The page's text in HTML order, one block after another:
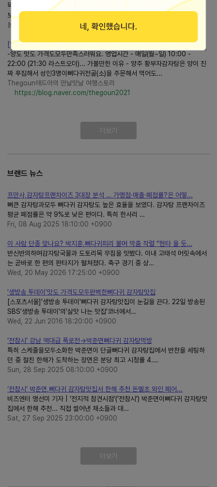
뚝배기에는 깻잎과 들깨가루가 듬뿍 올라가 있었고 그 아래로는 국물이 보글
보글 끓고 있었습니다 뚝배기 가장자리까지 넘쳐흐른...
봄날의 일상
https://blog.naver.com/venus865
[양주] 한식 맛집 황부자감자탕,뼈다귀해장국,뼈다귀전골
-양도 맛도 가격도모두만족스러워요. 영업시간 - 매일(월~일) 10:00 -
22:00 (21:30 라스트오더)... 가볼만한 이유 - 양주 황부자감자탕은 양이 진
짜 푸짐해서 성인3명이뼈다귀전골(소)을 주문해서 먹어도...
Thegoun애드아의 만날맛날 여행스토리
https://blog.naver.com/thegoun2021
더보기
브랜드 뉴스
프만사,감자탕프랜차이즈 3대장 분석 … 가맹점·매출·폐점률?은 어떻...
뼈큰 감자탕과모두 뼈다귀 감자탕도 높은 효율을 보였다. 감자탕 프랜차이즈
평균 폐점률은 약 9%로 낮은 편이다. 특히 한사리 …
Fri, 08 Aug 2025 18:10:00 +0900
이 사람 단종 맞나요? 박지훈,뼈다귀피리 불며 막춤 작렬 “현타 올 듯...
반신반의하며감자탕국물과 도토리묵 무침을 맛봤다. 이내 고태석 머릿속에서
는 곧바로 한 편의 판타지가 펼쳐졌다. 축구 경기 중 상…
Wed, 20 May 2026 17:25:00 +0900
'생방송 투데이'맛도 가격도모두완벽한뼈다귀 감자탕맛집
[스포츠서울]'생방송 투데이'뼈다귀 감자탕맛집이 눈길을 끈다. 22일 방송된
SBS'생방송 투데이'의'살맛 나는 맛집'코너에서…
Wed, 22 Jun 2016 18:20:00 +0900
‘전참시’ 강남 역대급 폭로전→박준면뼈다귀 감자탕먹방
특히 스케줄을모두소화한 박준면이 단골뼈다귀 감자탕집에서 반찬을 세팅하
던 중 절친 한해가 도착하는 장면은 분당 최고 시청률 4.…
Sun, 28 Sep 2025 08:10:00 +0900
‘전참시’ 박준면,뼈다귀 감자탕맛집서 한해 추천 돈멜초 와인 페어...
비즈엔터 맹선미 기자 | ‘전지적 참견시점’(‘전참시’) 박준면이뼈다귀 감자탕맛
집에서 한해 추천... 직접 썰어낸 채소들과 대…
Sat, 27 Sep 2025 23:00:00 +0900
더보기